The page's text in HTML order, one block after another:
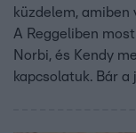
küzdelem,
A Reggeliben
Norbi, és Kendy
kapcsolatuk. Bár